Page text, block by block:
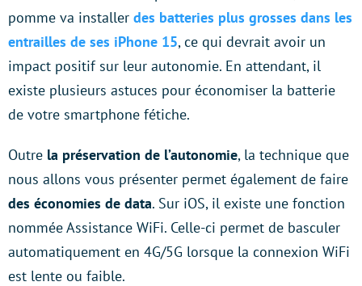
pomme va installer des batteries plus grosses dans les
entrailles de ses iPhone 15, ce qui devrait avoir un
impact positif sur leur autonomie. En attendant, il
existe plusieurs astuces pour économiser la batterie
de votre smartphone fétiche.
Outre la préservation de l’autonomie, la technique que
nous allons vous présenter permet également de faire
des économies de data. Sur iOS, il existe une fonction
nommée Assistance WiFi. Celle-ci permet de basculer
automatiquement en 4G/5G lorsque la connexion WiFi
est lente ou faible.